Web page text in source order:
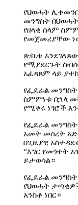
የህወሓት
መንግስት
የዘላቂ ሰላም
የመጀመሪያቸው
ጽ/ቤቱ
የሚያደርጉት
አፈጻጸም ላይ
የፌደራል መንግስት
ስምምነቱ በኋላ
የሚቀሩ ነገሮች
የፌደራል
አመት መሰረት
በጊዜያዊ
“እግር የመጎተት
ይታወሳል።
የፌደራል
የህወሓት
አንስቶ ነበር።